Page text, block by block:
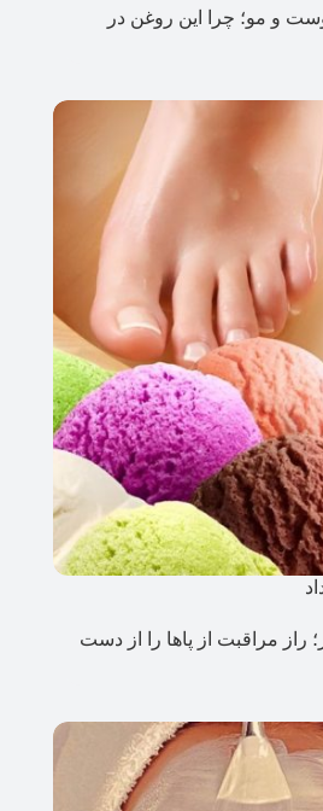
و مو؛ چرا این روغن در
راز مراقبت از پاها را از دست